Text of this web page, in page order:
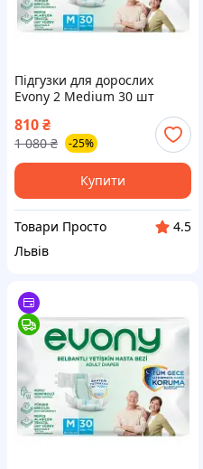
Підгузки для дорослих
Evony 2 Medium 30 шт
810₴
1 080 ₴ -25%
Купити
Товари Просто
4.5
Львів